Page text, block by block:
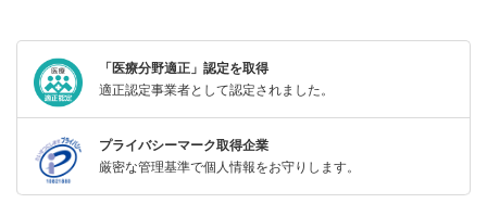
「医療分野適正」認定を取得
適正認定事業者として認定されました。
プライバシーマーク取得企業
厳密な管理基準で個人情報をお守りします。